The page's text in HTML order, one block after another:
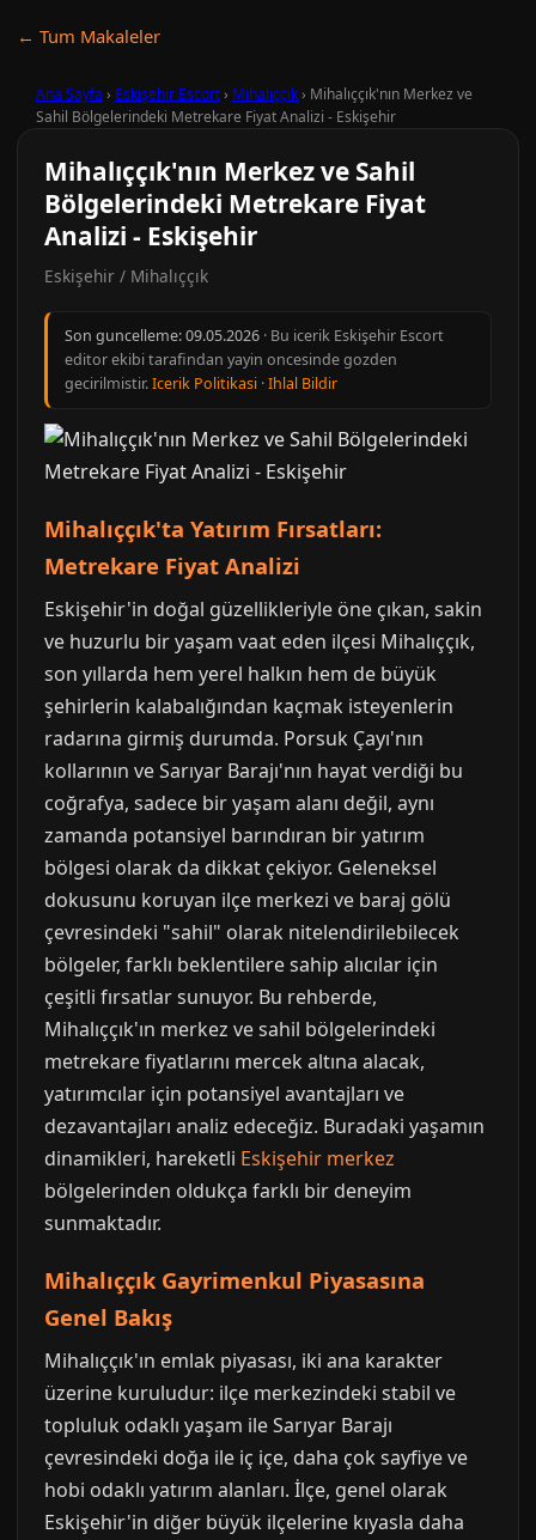
← Tum Makaleler
Ana Sayfa › Eskişehir Escort› Mihalıççık› Mihalıççık'nın Merkez ve
Sahil Bölgelerindeki Metrekare Fiyat Analizi - Eskişehir
Mihalıççık'nın Merkez ve Sahil
Bölgelerindeki Metrekare Fiyat
Analizi - Eskişehir
Eskişehir / Mihalıççık
Son guncelleme:09.05.2026 · Bu icerik Eskişehir Escort
editor ekibi tarafindan yayin oncesinde gozden
gecirilmistir.Icerik Politikasi ·Ihlal Bildir
Mihalıççık'ta Yatırım Fırsatları:
Metrekare Fiyat Analizi
Eskişehir'in doğal güzellikleriyle öne çıkan, sakin
ve huzurlu bir yaşam vaat eden ilçesi Mihalıççık,
son yıllarda hem yerel halkın hem de büyük
şehirlerin kalabalığından kaçmak isteyenlerin
radarına girmiş durumda. Porsuk Çayı'nın
kollarının ve Sarıyar Barajı'nın hayat verdiği bu
coğrafya, sadece bir yaşam alanı değil, aynı
zamanda potansiyel barındıran bir yatırım
bölgesi olarak da dikkat çekiyor. Geleneksel
dokusunu koruyan ilçe merkezi ve baraj gölü
çevresindeki "sahil" olarak nitelendirilebilecek
bölgeler, farklı beklentilere sahip alıcılar için
çeşitli fırsatlar sunuyor. Bu rehberde,
Mihalıççık'ın merkez ve sahil bölgelerindeki
metrekare fiyatlarını mercek altına alacak,
yatırımcılar için potansiyel avantajları ve
dezavantajları analiz edeceğiz. Buradaki yaşamın
dinamikleri, hareketli Eskişehir merkez
bölgelerinden oldukça farklı bir deneyim
sunmaktadır.
Mihalıççık Gayrimenkul Piyasasına
Genel Bakış
Mihalıççık'ın emlak piyasası, iki ana karakter
üzerine kuruludur: ilçe merkezindeki stabil ve
topluluk odaklı yaşam ile Sarıyar Barajı
çevresindeki doğa ile iç içe, daha çok sayfiye ve
hobi odaklı yatırım alanları. İlçe, genel olarak
Eskişehir'in diğer büyük ilçelerine kıyasla daha